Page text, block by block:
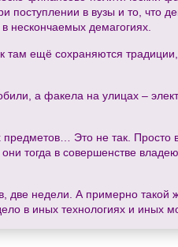
в вузы и то, что
нескончаемых демагогиях.
ещё сохраняются
а факела на улицах –
Это не так.
тогда в совершенстве
недели. А примерно такой
в иных технологиях и иных